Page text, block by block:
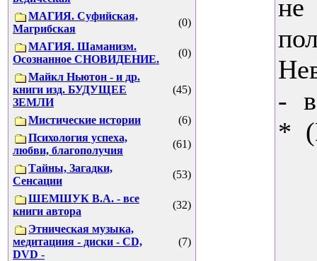
МАГИЯ. Суфийская,
Магрибская
(0)
МАГИЯ. Шаманизм.
Осознанное СНОВИДЕНИЕ.
(0)
Майкл Ньютон - и др.
книги изд. БУДУЩЕЕ
ЗЕМЛИ
(45)
Мистические истории
(6)
Психология успеха,
любви, благополучия
(61)
Тайны, Загадки,
Сенсации
(53)
ШЕМШУК В.А. - все
книги автора
(32)
Этническая музыка,
медитациия - диски - CD,
DVD -
(7)
-
*